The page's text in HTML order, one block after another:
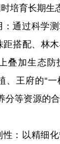
培育长期生
：通过科学
距搭配、林
叠加生态防
、王府的“
分等资源的
：以精细